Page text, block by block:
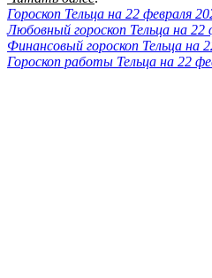
Гороскоп Тельца на 22 февраля
Любовный гороскоп Тельца на 22
Финансовый гороскоп Тельца на
Гороскоп работы Тельца на 22